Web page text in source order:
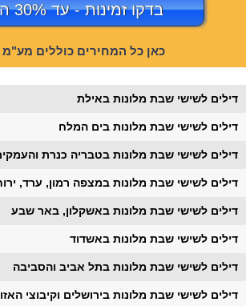
בדקו זמינות - עד 30% הנחה
כאן כל המחירים כוללים מע"מ
דילים לשישי שבת מלונות באילת
דילים לשישי שבת מלונות בים המלח
דילים לשישי שבת מלונות בטבריה כנרת
דילים לשישי שבת מלונות במצפה רמון, ערד,
דילים לשישי שבת מלונות באשקלון, באר שבע
דילים לשישי שבת מלונות באשדוד
דילים לשישי שבת מלונות בתל אביב והסביבה
דילים לשישי שבת מלונות בירושלים וקיבוצי